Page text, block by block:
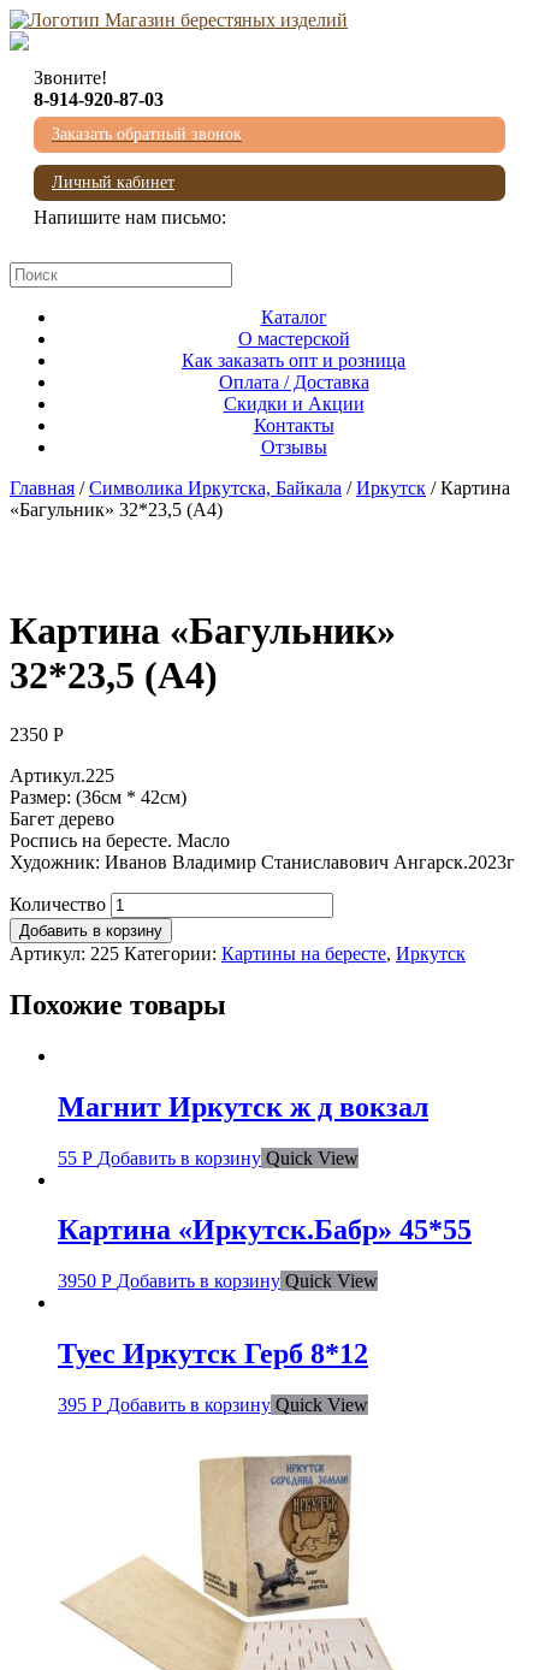
Звоните!
8-914-920-87-03
Заказать обратный звонок
Личный кабинет
Напишите нам письмо:
Каталог
О мастерской
Как заказать опт и розница
Оплата / Доставка
Скидки и Акции
Контакты
Отзывы
Главная /Символика Иркутска, Байкала /Иркутск / Картина
«Багульник» 32*23,5 (А4)
Картина «Багульник»
32*23,5 (А4)
2350 Р
Артикул.225
Размер: (36см * 42см)
Багет дерево
Роспись на бересте. Масло
Художник: Иванов Владимир Станиславович Ангарск.2023г
Количество
Добавить в корзину
Артикул: 225 Категории: Картины на бересте, Иркутск
Похожие товары
Магнит Иркутск ж д вокзал
55 Р Добавить в корзину Quick View
Картина «Иркутск.Бабр» 45*55
3950 Р Добавить в корзину Quick View
Туес Иркутск Герб 8*12
395 Р Добавить в корзину Quick View